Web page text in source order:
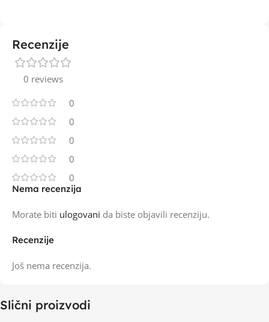
Recenzije
0 reviews
0
0
0
0
0
Recenzije
Još nema recenzija.
Nema recenzija
Morate biti ulogovani da biste objavili recenziju.
Slični proizvodi